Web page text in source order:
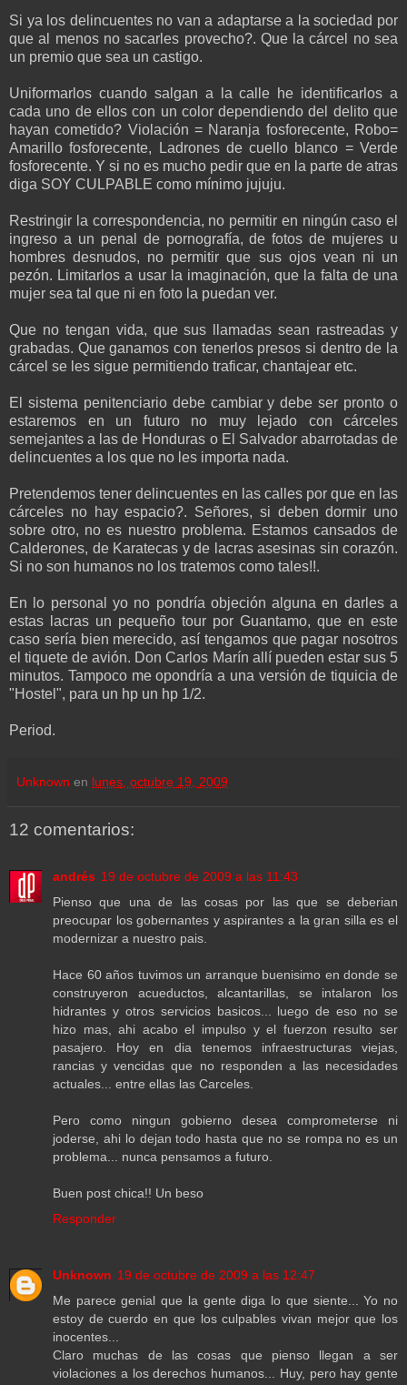
Si ya los delincuentes no van a adaptarse a la sociedad por
que al menos no sacarles provecho?. Que la cárcel no sea
un premio que sea un castigo.
Uniformarlos cuando salgan a la calle he identificarlos a
cada uno de ellos con un color dependiendo del delito que
hayan cometido? Violación = Naranja fosforecente, Robo=
Amarillo fosforecente, Ladrones de cuello blanco = Verde
fosforecente. Y si no es mucho pedir que en la parte de atras
diga SOY CULPABLE como mínimo jujuju.
Restringir la correspondencia, no permitir en ningún caso el
ingreso a un penal de pornografía, de fotos de mujeres u
hombres desnudos, no permitir que sus ojos vean ni un
pezón. Limitarlos a usar la imaginación, que la falta de una
mujer sea tal que ni en foto la puedan ver.
Que no tengan vida, que sus llamadas sean rastreadas y
grabadas. Que ganamos con tenerlos presos si dentro de la
cárcel se les sigue permitiendo traficar, chantajear etc.
El sistema penitenciario debe cambiar y debe ser pronto o
estaremos en un futuro no muy lejado con cárceles
semejantes a las de Honduras o El Salvador abarrotadas de
delincuentes a los que no les importa nada.
Pretendemos tener delincuentes en las calles por que en las
cárceles no hay espacio?. Señores, si deben dormir uno
sobre otro, no es nuestro problema. Estamos cansados de
Calderones, de Karatecas y de lacras asesinas sin corazón.
Si no son humanos no los tratemos como tales!!.
En lo personal yo no pondría objeción alguna en darles a
estas lacras un pequeño tour por Guantamo, que en este
caso sería bien merecido, así tengamos que pagar nosotros
el tiquete de avión. Don Carlos Marín allí pueden estar sus 5
minutos. Tampoco me opondría a una versión de tiquicia de
"Hostel", para un hp un hp 1/2.
Period.
Unknown en lunes, octubre 19, 2009
12 comentarios:
andrés 19 de octubre de 2009 a las 11:43
Pienso que una de las cosas por las que se deberian
preocupar los gobernantes y aspirantes a la gran silla es el
modernizar a nuestro pais.
Hace 60 años tuvimos un arranque buenisimo en donde se
construyeron acueductos, alcantarillas, se intalaron los
hidrantes y otros servicios basicos... luego de eso no se
hizo mas, ahi acabo el impulso y el fuerzon resulto ser
pasajero. Hoy en dia tenemos infraestructuras viejas,
rancias y vencidas que no responden a las necesidades
actuales... entre ellas las Carceles.
Pero como ningun gobierno desea comprometerse ni
joderse, ahi lo dejan todo hasta que no se rompa no es un
problema... nunca pensamos a futuro.
Buen post chica!! Un beso
Responder
Unknown 19 de octubre de 2009 a las 12:47
Me parece genial que la gente diga lo que siente... Yo no
estoy de cuerdo en que los culpables vivan mejor que los
inocentes...
Claro muchas de las cosas que pienso llegan a ser
violaciones a los derechos humanos... Huy, pero hay gente